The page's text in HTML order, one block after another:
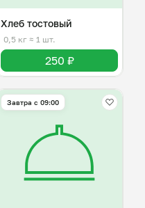
Хлеб тостовый
0,5 кг ≈ 1 шт.
250 ₽
Завтра c 09:00